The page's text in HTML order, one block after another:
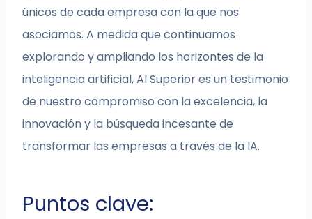
únicos de cada empresa con la que nos
asociamos. A medida que continuamos
explorando y ampliando los horizontes de la
inteligencia artificial, AI Superior es un testimonio
de nuestro compromiso con la excelencia, la
innovación y la búsqueda incesante de
transformar las empresas a través de la IA.
Puntos clave: